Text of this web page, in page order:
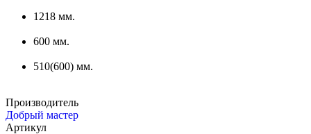
1218 мм.
600 мм.
510(600) мм.
Производитель
Добрый мастер
Артикул